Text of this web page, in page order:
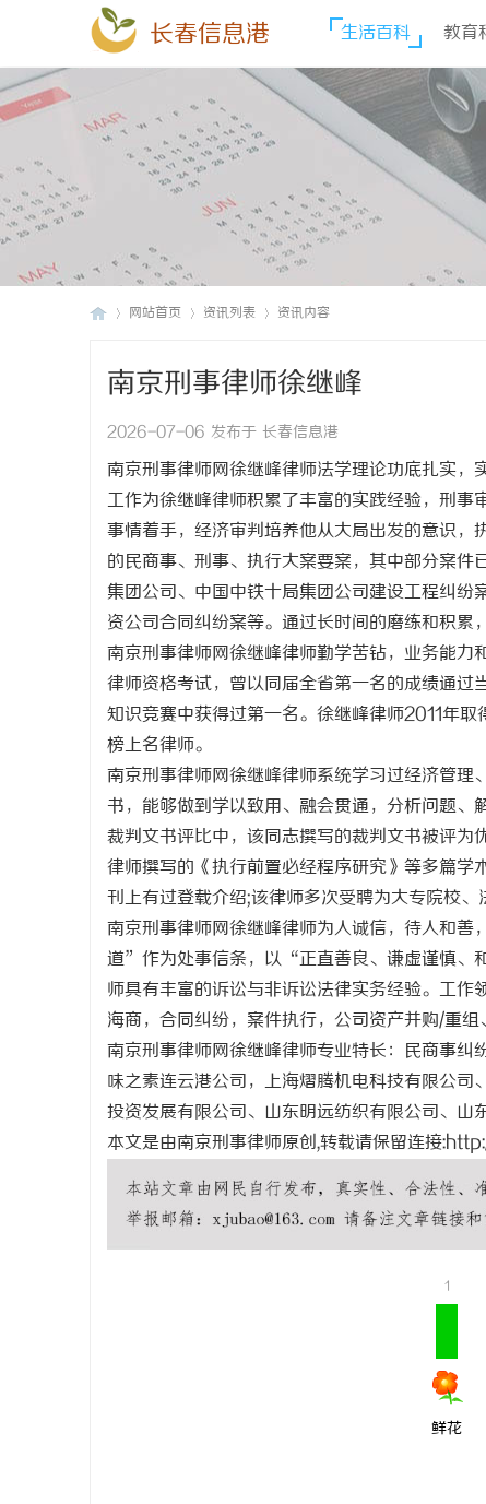
长春信息港 生活百科 教育
网站首页 资讯列表 资讯内容
南京刑事律师徐继峰
2026-07-06 发布于 长春信息港
南京刑事律师网徐继峰律师法学理论功底扎实
工作为徐继峰律师积累了丰富的实践经验，刑事
事情着手，经济审判培养他从大局出发的意识
的民商事、刑事、执行大案要案，其中部分案
集团公司、中国中铁十局集团公司建设工程纠
资公司合同纠纷案等。通过长时间的磨练和积累
南京刑事律师网徐继峰律师勤学苦钻，业务能力
律师资格考试，曾以同届全省第一名的成绩通
知识竞赛中获得过第一名。徐继峰律师2011年
榜上名律师。
南京刑事律师网徐继峰律师系统学习过经济管
书，能够做到学以致用、融会贯通，分析问题
裁判文书评比中，该同志撰写的裁判文书被评为
律师撰写的《执行前置必经程序研究》等多篇学
刊上有过登载介绍;该律师多次受聘为大专院校
南京刑事律师网徐继峰律师为人诚信，待人和
道”作为处事信条，以“正直善良、谦虚谨慎、
师具有丰富的诉讼与非诉讼法律实务经验。工作
海商，合同纠纷，案件执行，公司资产并购/重组
南京刑事律师网徐继峰律师专业特长：民商事纠
味之素连云港公司，上海熠腾机电科技有限公
投资发展有限公司、山东明远纺织有限公司、山
本文是由南京刑事律师原创,转载请保留连接:
1
鲜花
武汉配眼镜 上海配眼镜 温婉灵动
唇，才是
气质加分项